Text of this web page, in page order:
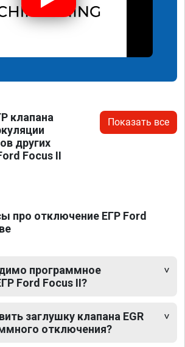
клапана
других
Focus II
Показать все
про отключение ЕГР Ford
программное
Ford Focus II?
заглушку клапана EGR
отключения?